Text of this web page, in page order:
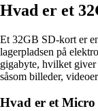
Hvad er et
Et 32GB SD-kort er
lagerpladsen på
gigabyte, hvilket
såsom billeder,
Hvad er et